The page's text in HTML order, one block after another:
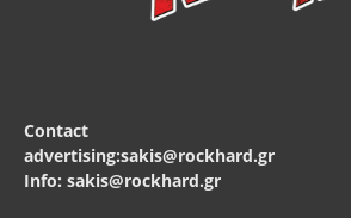
Contact
advertising:sakis@rockhard.gr
Info: sakis@rockhard.gr